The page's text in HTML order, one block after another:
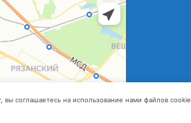
соглашаетесь на использование нами файлов cookie.